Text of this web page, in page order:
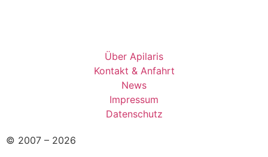
Über Apilaris
Kontakt & Anfahrt
News
Impressum
Datenschutz
© 2007 – 2026